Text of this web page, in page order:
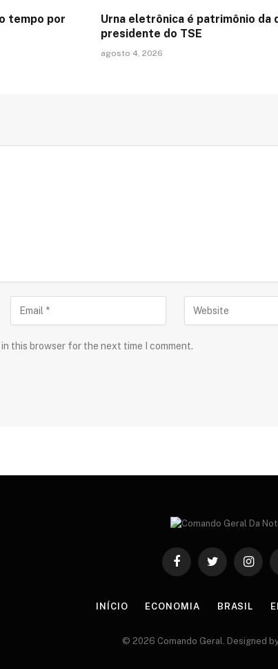
tempo por
Urna eletrônica é patrimônio da
presidente do TSE
agosto 4, 2026
in this browser for the next time I comment.
FacebookTwitter
INÍCIO ECONOMIA BRASIL
© 2026 Comando Geral. Designed